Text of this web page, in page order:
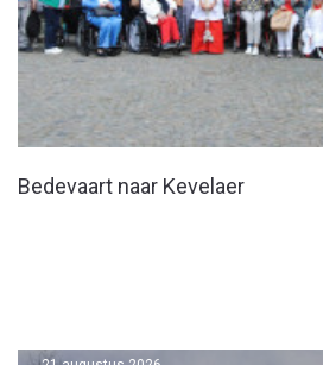
Bedevaart naar Kevelaer